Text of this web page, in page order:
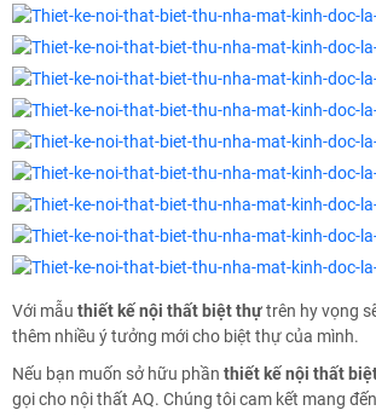
Với mẫu thiết kế nội thất biệt thựtrên hy vọng
thêm nhiều ý tưởng mới cho biệt thự của mình.
Nếu bạn muốn sở hữu phần thiết kế nội thất
gọi cho nội thất AQ. Chúng tôi cam kết mang